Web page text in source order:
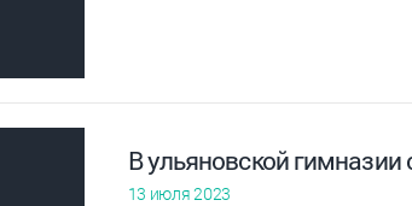
В ульяновской
13 июля 2023